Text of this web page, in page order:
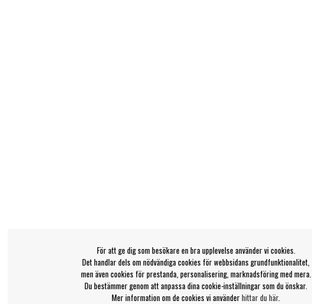
För att ge dig som besökare en bra upplevelse använder vi cookies.
Det handlar dels om nödvändiga cookies för webbsidans grundfunktionalitet,
men även cookies för prestanda, personalisering, marknadsföring med mera.
Du bestämmer genom att anpassa dina cookie-inställningar som du önskar.
Mer information om de cookies vi använderhittar du här.